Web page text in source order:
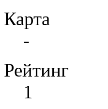
Карта
-
Рейтинг
1